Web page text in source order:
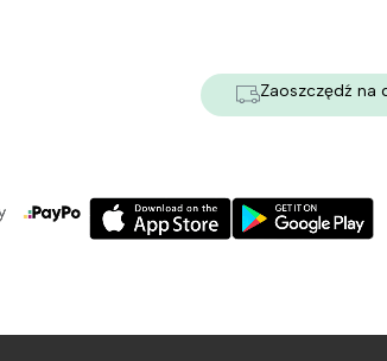
Zaoszczędź na